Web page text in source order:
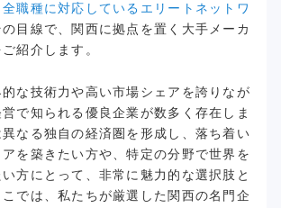
職種に対応しているエリートネットワ
目線で、関西に拠点を置く大手メーカ
紹介します。
な技術力や高い市場シェアを誇りなが
で知られる優良企業が数多く存在しま
なる独自の経済圏を形成し、落ち着い
を築きたい方や、特定の分野で世界を
方にとって、非常に魅力的な選択肢と
では、私たちが厳選した関西の名門企